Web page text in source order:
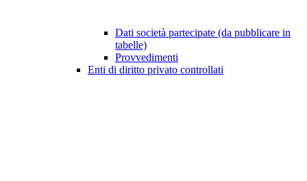
Dati società partecipate (da pubblicare in
tabelle)
Provvedimenti
Enti di diritto privato controllati